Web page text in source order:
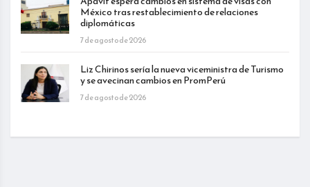
México tras restablecimiento de relaciones
diplomáticas
7 de agosto de 2026
Liz Chirinos sería la nueva viceministra de Turismo
y se avecinan cambios en PromPerú
7 de agosto de 2026